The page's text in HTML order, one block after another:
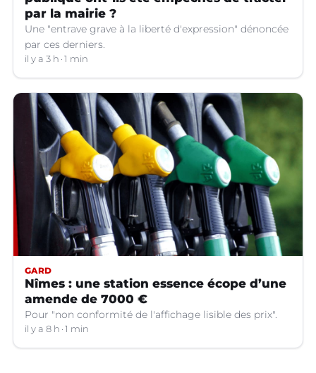
par la mairie ?
Une "entrave grave à la liberté d'expression" dénoncée
par ces derniers.
il y a 3 h 1 min
GARD
Nîmes : une station essence écope d’une
amende de 7000 €
Pour "non conformité de l'affichage lisible des prix".
il y a 8 h 1 min